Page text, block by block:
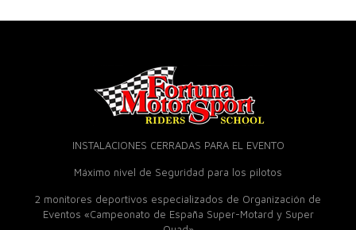
INSTALACIONES CERRADAS PARA EL EVENTO
Máximo nivel de Seguridad para los pilotos
2 monitores deportivos especializados de Organización de
Eventos «Campeonato de España Super-Motard y Super